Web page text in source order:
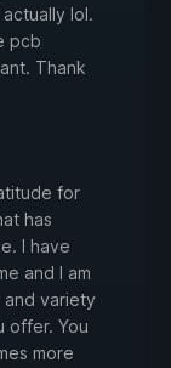
lol.
pcb
Thank
for
has
I have
and I am
and variety
offer. You
more